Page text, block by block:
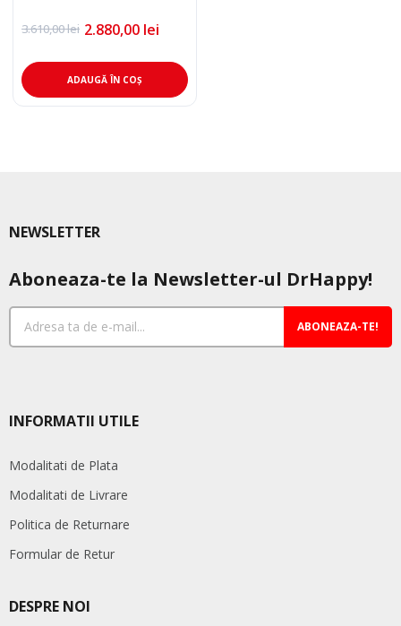
3.610,00lei
Prețul
a
fost:
3.610,00 lei.
2.880,00 lei
Prețul
este:
2.880,00 lei.ADAUGĂ ÎN COȘ
NEWSLETTER
Aboneaza-te la Newsletter-ul DrHappy!
ABONEAZA-TE!
INFORMATII UTILE
Modalitati de Plata
Modalitati de Livrare
Politica de Returnare
Formular de Retur
DESPRE NOI